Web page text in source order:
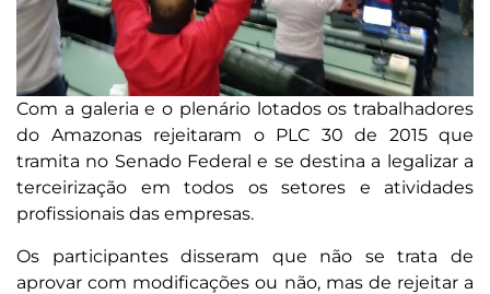
Com a galeria e o plenário lotados os trabalhadores
do Amazonas rejeitaram o PLC 30 de 2015 que
tramita no Senado Federal e se destina a legalizar a
terceirização em todos os setores e atividades
profissionais das empresas.
Os participantes disseram que não se trata de
aprovar com modificações ou não, mas de rejeitar a